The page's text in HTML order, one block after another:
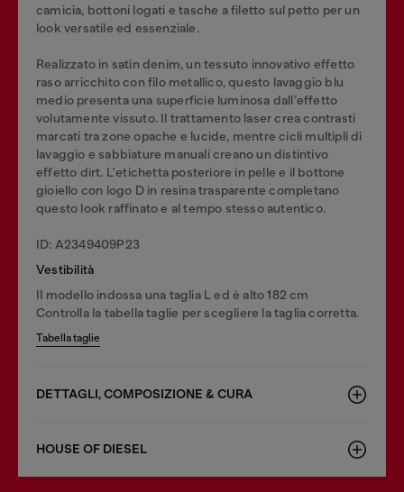
camicia, bottoni logati e tasche a filetto sul petto per un
look versatile ed essenziale.
Realizzato in satin denim, un tessuto innovativo effetto
raso arricchito con filo metallico, questo lavaggio blu
medio presenta una superficie luminosa dall’effetto
volutamente vissuto. Il trattamento laser crea contrasti
marcati tra zone opache e lucide, mentre cicli multipli di
lavaggio e sabbiature manuali creano un distintivo
effetto dirt. L'etichetta posteriore in pelle e il bottone
gioiello con logo D in resina trasparente completano
questo look raffinato e al tempo stesso autentico.
ID: A2349409P23
Vestibilità
Il modello indossa una taglia L ed è alto 182 cm
Controlla la tabella taglie per scegliere la taglia corretta.
Tabella taglie
DETTAGLI, COMPOSIZIONE & CURA
HOUSE OF DIESEL